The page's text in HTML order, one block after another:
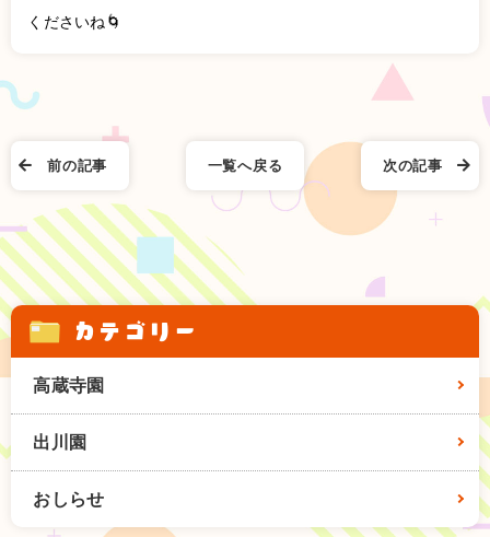
くださいね🌀
次の記事
一覧へ戻る
前の記事
カテゴリー
高蔵寺園
出川園
おしらせ